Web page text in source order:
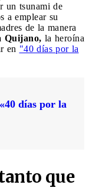
un tsunami de
a emplear su
de la manera
Quijano, la heroína
en "40 días por la
días por la
que